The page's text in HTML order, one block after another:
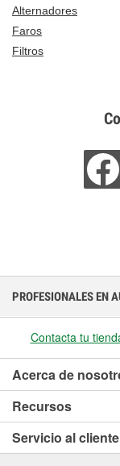
Alternadores
Faros
Filtros
PROFESIONALES EN
Contacta tu
Acerca de
Recursos
Servicio al cliente